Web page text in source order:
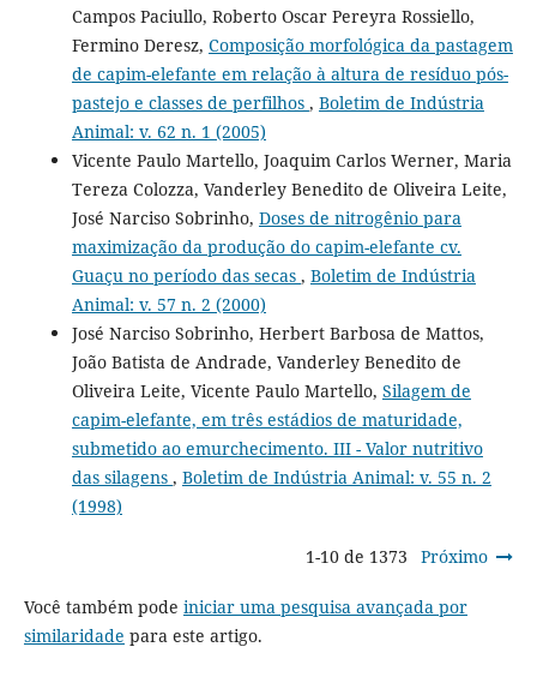
Campos Paciullo, Roberto Oscar Pereyra Rossiello,
Fermino Deresz, Composição morfológica da pastagem
de capim-elefante em relação à altura de resíduo pós-
pastejo e classes de perfilhos , Boletim de Indústria
Animal: v. 62 n. 1 (2005)
Vicente Paulo Martello, Joaquim Carlos Werner, Maria
Tereza Colozza, Vanderley Benedito de Oliveira Leite,
José Narciso Sobrinho, Doses de nitrogênio para
maximização da produção do capim-elefante cv.
Guaçu no período das secas , Boletim de Indústria
Animal: v. 57 n. 2 (2000)
José Narciso Sobrinho, Herbert Barbosa de Mattos,
João Batista de Andrade, Vanderley Benedito de
Oliveira Leite, Vicente Paulo Martello, Silagem de
capim-elefante, em três estádios de maturidade,
submetido ao emurchecimento. III - Valor nutritivo
das silagens , Boletim de Indústria Animal: v. 55 n. 2
(1998)
1-10 de 1373 Próximo
Você também pode iniciar uma pesquisa avançada por
similaridade para este artigo.